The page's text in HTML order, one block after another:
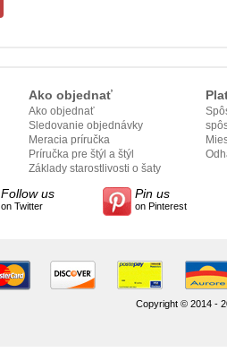
Ako objednať
Ako objednať
Sledovanie objednávky
Meracia príručka
Príručka pre štýl a štýl
Základy starostlivosti o šaty
Follow us
on Twitter
Pin us
on Pinterest
Copyright © 2014 -